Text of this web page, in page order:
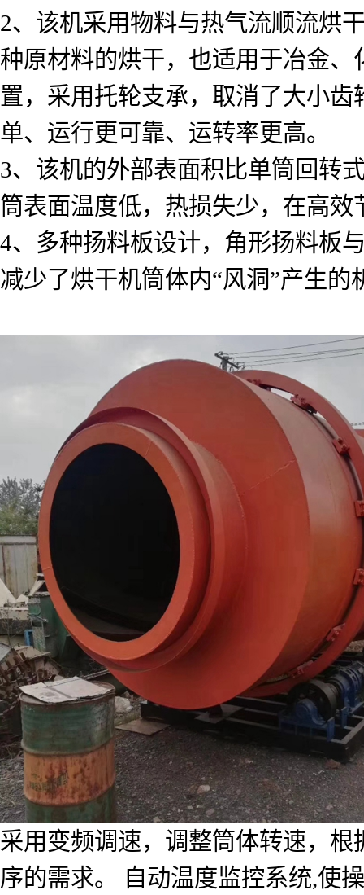
2、该机采用物料与热气流顺流烘
种原材料的烘干，也适用于冶金
置，采用托轮支承，取消了大小
单、运行更可靠、运转率更高。
3、该机的外部表面积比单筒回转
筒表面温度低，热损失少，在高
4、多种扬料板设计，角形扬料板
减少了烘干机筒体内“风洞”产生的
采用变频调速，调整筒体转速，
序的需求。 自动温度监控系统,使